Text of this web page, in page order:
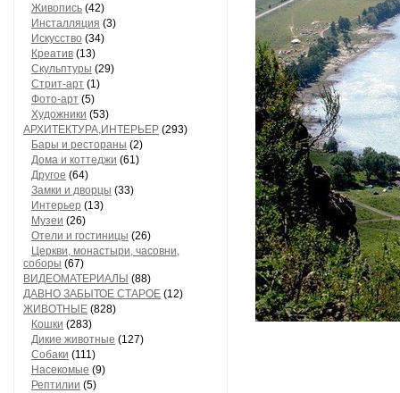
Живопись (42)
Инсталляция (3)
Искусство (34)
Креатив (13)
Скульптуры (29)
Стрит-арт (1)
Фото-арт (5)
Художники (53)
АРХИТЕКТУРА,ИНТЕРЬЕР (293)
Бары и рестораны (2)
Дома и коттеджи (61)
Другое (64)
Замки и дворцы (33)
Интерьер (13)
Музеи (26)
Отели и гостиницы (26)
Церкви, монастыри, часовни,
соборы (67)
ВИДЕОМАТЕРИАЛЫ (88)
ДАВНО ЗАБЫТОЕ СТАРОЕ (12)
ЖИВОТНЫЕ (828)
Кошки (283)
Дикие животные (127)
Собаки (111)
Насекомые (9)
Рептилии (5)